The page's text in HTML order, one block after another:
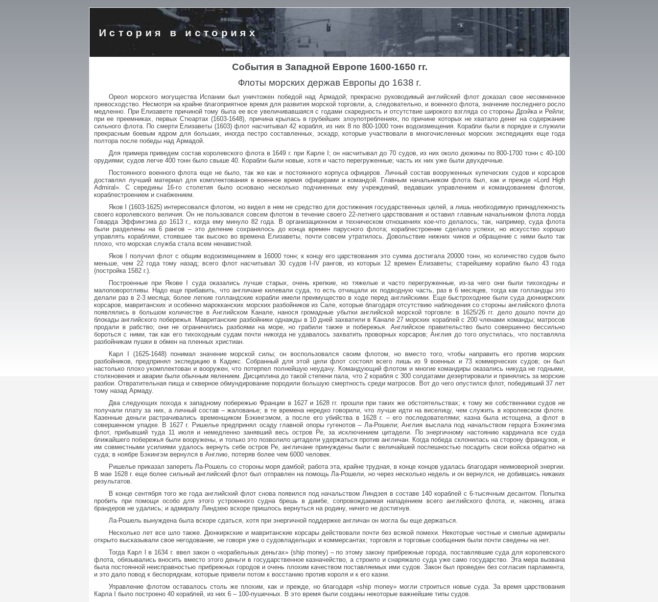
История в историях
События в Западной Европе 1600-1650 гг.
Флоты морских держав Европы до 1638 г.
Ореол морского могущества Испании был уничтожен победой над Армадой; прекрасно руководимый английский флот доказал свое несомненное
превосходство. Несмотря на крайне благоприятное время для развития морской торговли, а, следовательно, и военного флота, значение последнего росло
медленно. При Елизавете причиной тому была ее все увеличивавшаяся с годами скаредность и отсутствие широкого взгляда со стороны Дрэйка и Рейли;
при ее преемниках, первых Стюартах (1603-1648), причина крылась в грубейших злоупотреблениях, по причине которых не хватало денег на содержание
сильного флота. По смерти Елизаветы (1603) флот насчитывал 42 корабля, из них 8 по 800-1000 тонн водоизмещения. Корабли были в порядке и служили
прекрасным боевым ядром для больших, иногда пестро составленных, эскадр, которые участвовали в многочисленных морских экспедициях еще года
полтора после победы над Армадой.
Для примера приведем состав королевского флота в 1649 г. при Карле I; он насчитывал до 70 судов, из них около дюжины по 800-1700 тонн с 40-100
орудиями; судов легче 400 тонн было свыше 40. Корабли были новые, хотя и часто перегруженные; часть их них уже были двухдечные.
Постоянного военного флота еще не было, так же как и постоянного корпуса офицеров. Личный состав вооруженных купеческих судов и корсаров
доставлял лучший материал для комплектования в военное время офицерами и командой. Главным начальником флота был, как и прежде «Lord High
Admiral». С середины 16-го столетия было основано несколько подчиненных ему учреждений, ведавших управлением и командованием флотом,
кораблестроением и снабжением.
Яков I (1603-1625) интересовался флотом, но видел в нем не средство для достижения государственных целей, а лишь необходимую принадлежность
своего королевского величия. Он не пользовался совсем флотом в течение своего 22-летнего царствования и оставил главным начальником флота лорда
Говарда Эффингэма до 1613 г., когда ему минуло 82 года. В организационном и техническом отношениях кое-что делалось; так, например, суда флота
были разделены на 6 рангов – это деление сохранялось до конца времен парусного флота; кораблестроение сделало успехи, но искусство хорошо
управлять кораблями, стоявшее так высоко во времена Елизаветы, почти совсем утратилось. Довольствие нижних чинов и обращение с ними было так
плохо, что морская служба стала всем ненавистной.
Яков I получил флот с общим водоизмещением в 16000 тонн; к концу его царствования это сумма достигала 20000 тонн, но количество судов было
меньше, чем 22 года тому назад; всего флот насчитывал 30 судов I-IV рангов, из которых 12 времен Елизаветы; старейшему кораблю было 43 года
(постройка 1582 г.).
Построенные при Якове I суда оказались лучше старых, очень крепкие, но тяжелые и часто перегруженные, из-за чего они были тихоходны и
малоповоротливы. Надо еще прибавить, что англичане килевали суда, то есть отчищали их подводную часть, раз в 6 месяцев, тогда как голландцы это
делали раз в 2-3 месяца; более легкие голландские корабли имели преимущество в ходе перед английскими. Еще быстроходнее были суда дюнкиркских
корсаров, мавританских и особенно марокканских морских разбойников из Сале, которые благодаря отсутствию наблюдения со стороны английского флота
появлялись в большом количестве в Английском Канале, нанося громадные убытки английской морской торговле: в 1625/26 гг. дело дошло почти до
блокады английского побережья. Мавританские разбойники однажды в 10 дней захватили в Канале 27 морских кораблей с 200 членами команды; матросов
продали в рабство; они не ограничились разбоями на море, но грабили также и побережья. Английское правительство было совершенно бессильно
бороться с ними, так как его тихоходным судам почти никогда не удавалось захватить проворных корсаров; Англия до того опустилась, что поставляла
разбойникам пушки в обмен на пленных христиан.
Карл I (1625-1648) понимал значение морской силы; он воспользовался своим флотом, но вместо того, чтобы направить его против морских
разбойников, предпринял экспедицию в Кадикс. Собранный для этой цели флот состоял всего лишь из 9 военных и 73 коммерческих судов; он был
настолько плохо укомплектован и вооружен, что потерпел полнейшую неудачу. Командующий флотом и многие командиры оказались никуда не годными,
столкновения и аварии были обычным явлением. Дисциплина до такой степени пала, что 2 корабля с 300 солдатами дезертировали и принялись за морские
разбои. Отвратительная пища и скверное обмундирование породили большую смертность среди матросов. Вот до чего опустился флот, победивший 37 лет
тому назад Армаду.
Два следующих похода к западному побережью Франции в 1627 и 1628 гг. прошли при таких же обстоятельствах; к тому же собственники судов не
получали плату за них, а личный состав – жалованье; в те времена нередко говорили, что лучше идти на виселицу, чем служить в королевском флоте.
Казенные деньги растрачивались временщиком Бэкингэмом, а после его убийства в 1628 г. – его последователями; казна была истощена, а флот в
совершенном упадке. В 1627 г. Ришелье предпринял осаду главной опоры гугенотов – Ла-Рошели; Англия выслала под начальством герцога Бэкингэма
флот, прибывший туда 11 июля и немедленно занявший весь остров Ре, за исключением цитадели. По энергичному настоянию кардинала все суда
ближайшего побережья были вооружены, и только это позволило цитадели удержаться против англичан. Когда победа склонилась на сторону французов, и
им совместными усилиями удалось вернуть себе остров Ре, англичане принуждены были с величайшей поспешностью посадить свои войска обратно на
суда; в ноябре Бэкингэм вернулся в Англию, потеряв более чем 6000 человек.
Ришелье приказал запереть Ла-Рошель со стороны моря дамбой; работа эта, крайне трудная, в конце концов удалась благодаря неимоверной энергии.
В мае 1628 г. еще более сильный английский флот был отправлен на помощь Ла-Рошели, но через несколько недель и он вернулся, не добившись никаких
результатов.
В конце сентября того же года английский флот снова появился под начальством Линдзея в составе 140 кораблей с 6-тысячным десантом. Попытка
пробить при помощи особо для этого устроенного судна брешь в дамбе, сопровождаемая нападением всего английского флота, и, наконец, атака
брандеров не удались; и адмиралу Линдзею вскоре пришлось вернуться на родину, ничего не достигнув.
Ла-Рошель вынуждена была вскоре сдаться, хотя при энергичной поддержке англичан он могла бы еще держаться.
Несколько лет все шло также. Дюнкиркские и мавританские корсары действовали почти без всякой помехи. Некоторые честные и смелые адмиралы
открыто высказывали свое негодование, не говоря уже о судовладельцах и коммерсантах; торговля и торговые сообщения были почти сведены на нет.
Тогда Карл I в 1634 г. ввел закон о «корабельных деньгах» (ship money) – по этому закону прибрежные города, поставлявшие суда для королевского
флота, обязывались вносить вместо этого деньги в государственное казначейство, а строило и снаряжало суда уже само государство. Эта мера вызвана
была постоянной неисправностью прибрежных городов и очень плохим качеством поставляемых ими судов. Закон был проведен без согласия парламента,
и это дало повод к беспорядкам, которые привели потом к восстанию против короля и к его казни.
Управление флотом оставалось столь же плохим, как и прежде, но благодаря «ship money» могли строиться новые суда. За время царствования
Карла I было построено 40 кораблей, из них 6 – 100-пушечных. В это время были созданы некоторые важнейшие типы судов.